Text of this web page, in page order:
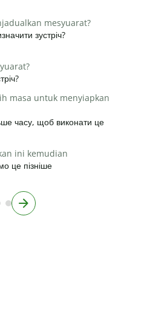
mesyuarat?
зустріч?
masa untuk menyiapkan
часу, щоб виконати це
ini kemudian
це пізніше